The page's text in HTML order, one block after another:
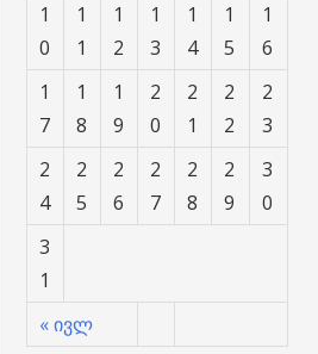
« ივლ
1
0
1
1
1
2
1
3
1
4
1
5
1
6
1
7
1
8
1
9
2
0
2
1
2
2
2
3
2
4
2
5
2
6
2
7
2
8
2
9
3
0
3
1